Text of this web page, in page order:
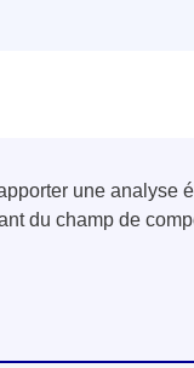
une analyse
du champ de